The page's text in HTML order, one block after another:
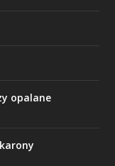
opalane